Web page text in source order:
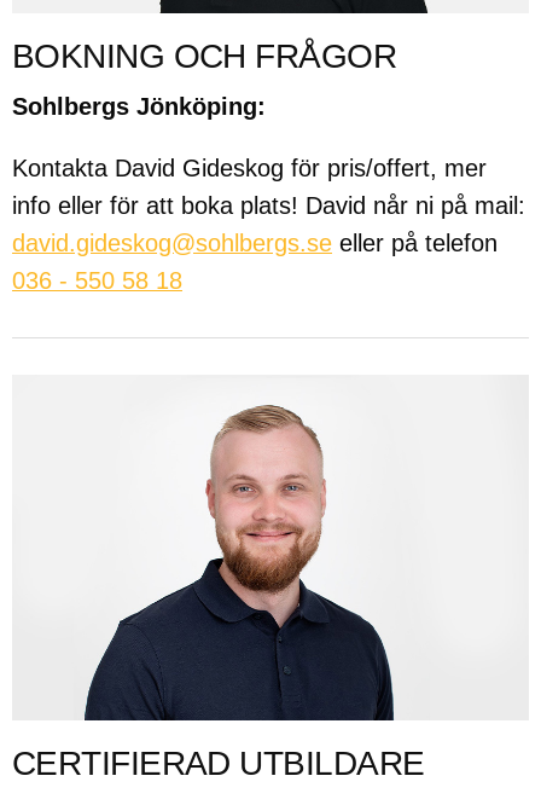
BOKNING OCH FRÅGOR
Sohlbergs Jönköping:
Kontakta David Gideskog för pris/offert, mer
info eller för att boka plats! David når ni på mail:
david.gideskog@sohlbergs.se eller på telefon
036 - 550 58 18
CERTIFIERAD UTBILDARE